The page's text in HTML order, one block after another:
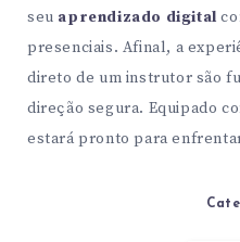
seu aprendizado digital
presenciais. Afinal, a
direto de um instrutor são
direção segura. Equipado
estará pronto para